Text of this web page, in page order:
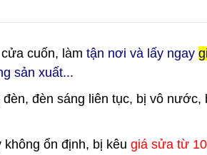
cuốn, làm tận nơi và lấy ngay
sản xuất...
đèn sáng liên tục, bị vô nước,
ổn định, bị kêu giá sửa từ